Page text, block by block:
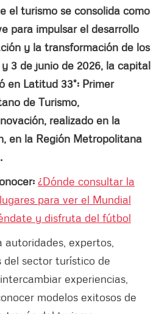
el turismo se consolida como
para impulsar el desarrollo
y la transformación de los
3 de junio de 2026, la capital
en Latitud 33°: Primer
de Turismo,
realizado en la
en la Región Metropolitana
¿Dónde consultar la
para ver el Mundial
y disfruta del fútbol
autoridades, expertos,
del sector turístico de
experiencias,
modelos exitosos de